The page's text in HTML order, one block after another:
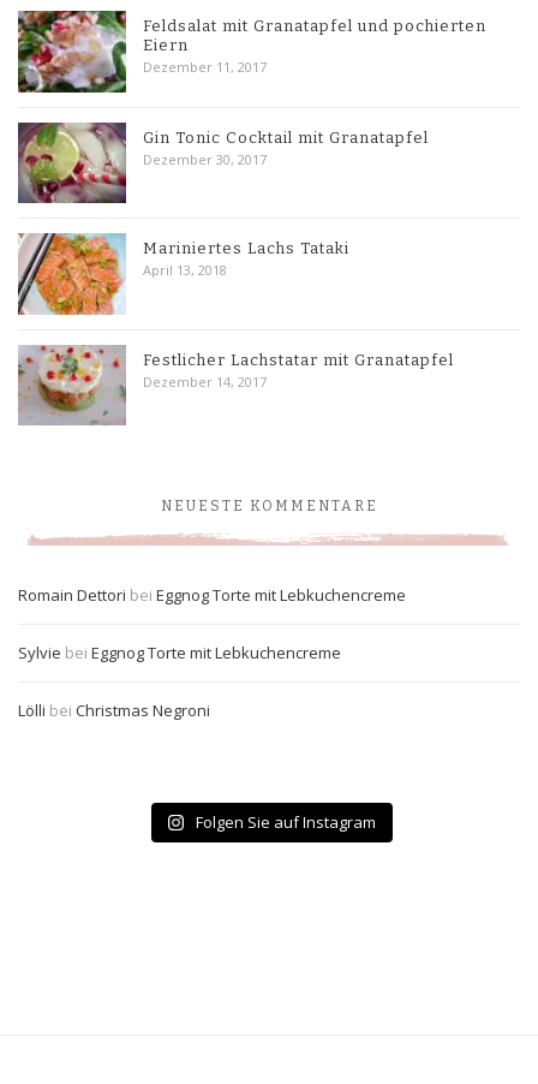
Feldsalat mit Granatapfel und pochierten
Eiern
Dezember 11, 2017
Gin Tonic Cocktail mit Granatapfel
Dezember 30, 2017
Mariniertes Lachs Tataki
April 13, 2018
Festlicher Lachstatar mit Granatapfel
Dezember 14, 2017
NEUESTE KOMMENTARE
Romain Dettori bei Eggnog Torte mit Lebkuchencreme
Sylvie bei Eggnog Torte mit Lebkuchencreme
Lölli bei Christmas Negroni
Folgen Sie auf Instagram